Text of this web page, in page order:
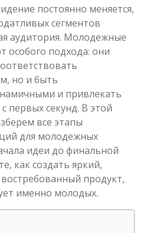
постоянно меняется,
сегментов
аудитория. Молодежные
особого подхода: они
но и быть
и привлекать
первых секунд. В этой
все этапы
для молодежных
идеи до финальной
как создать яркий,
продукт,
именно молодых.